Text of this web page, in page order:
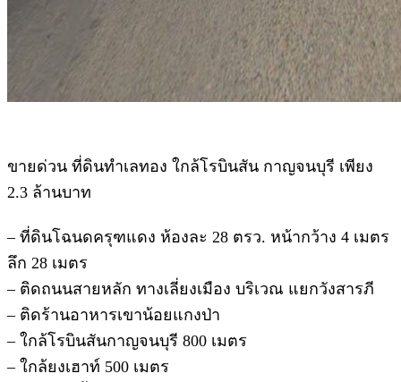
ขายด่วน ที่ดินทำเลทอง ใกล้โรบินสัน กาญจนบุรี เพียง
2.3 ล้านบาท
– ที่ดินโฉนดครุฑแดง ห้องละ 28 ตรว. หน้ากว้าง 4 เมตร
ลึก 28 เมตร
– ติดถนนสายหลัก ทางเลี่ยงเมือง บริเวณ แยกวังสารภี
– ติดร้านอาหารเขาน้อยแกงป่า
– ใกล้โรบินสันกาญจนบุรี 800 เมตร
– ใกล้ยงเฮาท์ 500 เมตร